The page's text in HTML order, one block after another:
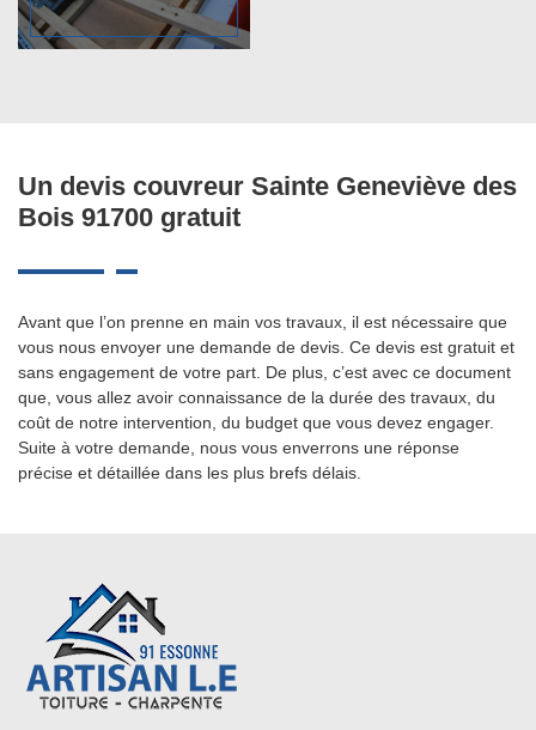
Un devis couvreur Sainte Geneviève des
Bois 91700 gratuit
Avant que l’on prenne en main vos travaux, il est nécessaire que
vous nous envoyer une demande de devis. Ce devis est gratuit et
sans engagement de votre part. De plus, c’est avec ce document
que, vous allez avoir connaissance de la durée des travaux, du
coût de notre intervention, du budget que vous devez engager.
Suite à votre demande, nous vous enverrons une réponse
précise et détaillée dans les plus brefs délais.